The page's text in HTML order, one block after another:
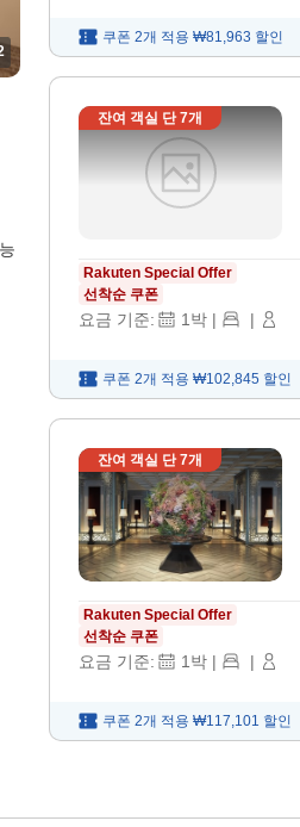
쿠폰 2개 적용 ₩81,963 할인
잔여 객실 단7개
Rakuten Special Offer
선착순 쿠폰
요금 기준: 1박 | |
쿠폰 2개 적용 ₩102,845 할인
잔여 객실 단7개
Rakuten Special Offer
선착순 쿠폰
요금 기준: 1박 | |
쿠폰 2개 적용 ₩117,101 할인